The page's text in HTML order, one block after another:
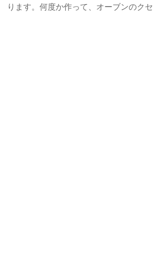
ります。何度か作って、オーブンのク